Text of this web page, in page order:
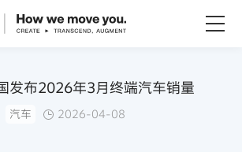
发布2026年3月终端汽车销量
汽车 2026-04-08